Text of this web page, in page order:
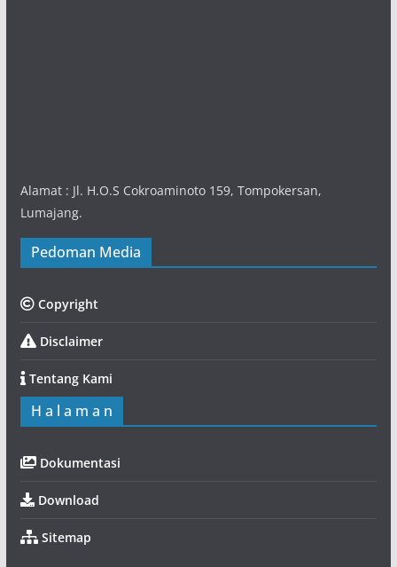
Alamat : Jl. H.O.S Cokroaminoto 159, Tompokersan,
Lumajang.
Pedoman Media
Copyright
Disclaimer
Tentang Kami
H a l a m a n
Dokumentasi
Download
Sitemap